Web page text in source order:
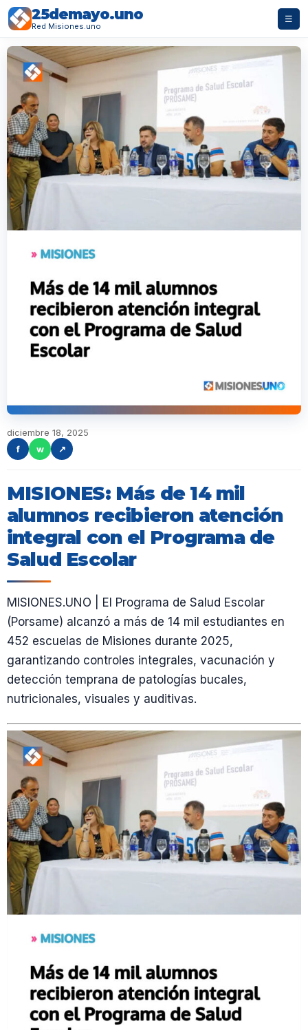
25demayo.uno
Red Misiones.uno
☰
diciembre 18, 2025
f
w ↗
MISIONES: Más de 14 mil
alumnos recibieron atención
integral con el Programa de
Salud Escolar
MISIONES.UNO | El Programa de Salud Escolar
(Porsame) alcanzó a más de 14 mil estudiantes en
452 escuelas de Misiones durante 2025,
garantizando controles integrales, vacunación y
detección temprana de patologías bucales,
nutricionales, visuales y auditivas.